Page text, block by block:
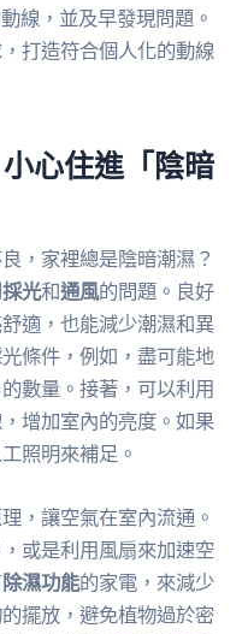
線，並及早發現問題。
打造符合個人化的動線
心住進「陰暗
，家裡總是陰暗潮濕？
採光和通風的問題。良好
適，也能減少潮濕和異
條件，例如，盡可能地
數量。接著，可以利用
增加室內的亮度。如果
照明來補足。
，讓空氣在室內流通。
或是利用風扇來加速空
除濕功能的家電，來減少
擺放，避免植物過於密